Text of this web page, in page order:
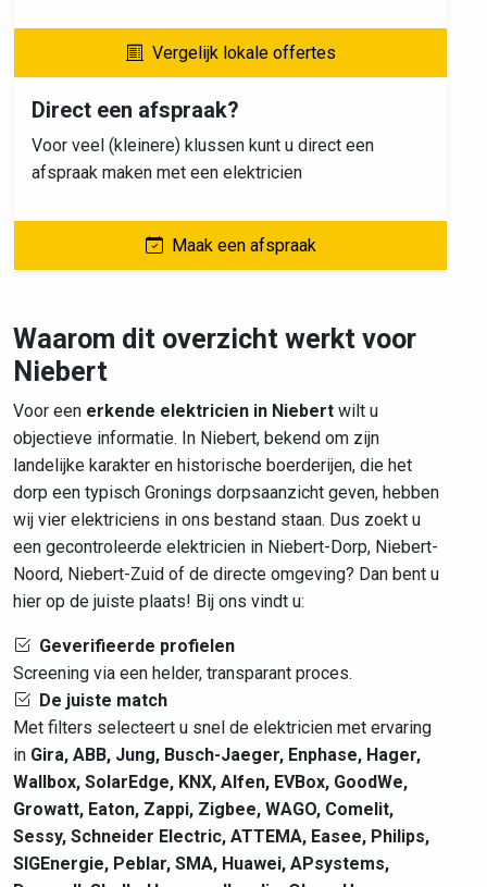
Vergelijk lokale offertes
Direct een afspraak?
Voor veel (kleinere) klussen kunt u direct een
afspraak maken met een elektricien
Maak een afspraak
Waarom dit overzicht werkt voor
Niebert
Voor een erkende elektricien in Niebert wilt u
objectieve informatie. In Niebert, bekend om zijn
landelijke karakter en historische boerderijen, die het
dorp een typisch Gronings dorpsaanzicht geven, hebben
wij vier elektriciens in ons bestand staan. Dus zoekt u
een gecontroleerde elektricien in Niebert-Dorp, Niebert-
Noord, Niebert-Zuid of de directe omgeving? Dan bent u
hier op de juiste plaats! Bij ons vindt u:
Geverifieerde profielen
Screening via een helder, transparant proces.
De juiste match
Met filters selecteert u snel de elektricien met ervaring
in Gira, ABB, Jung, Busch-Jaeger, Enphase, Hager,
Wallbox, SolarEdge, KNX, Alfen, EVBox, GoodWe,
Growatt, Eaton, Zappi, Zigbee, WAGO, Comelit,
Sessy, Schneider Electric, ATTEMA, Easee, Philips,
SIGEnergie, Peblar, SMA, Huawei, APsystems,